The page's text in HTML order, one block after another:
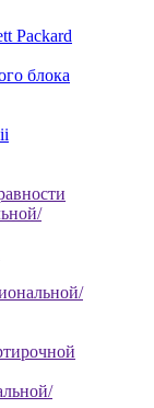
Packard
блока